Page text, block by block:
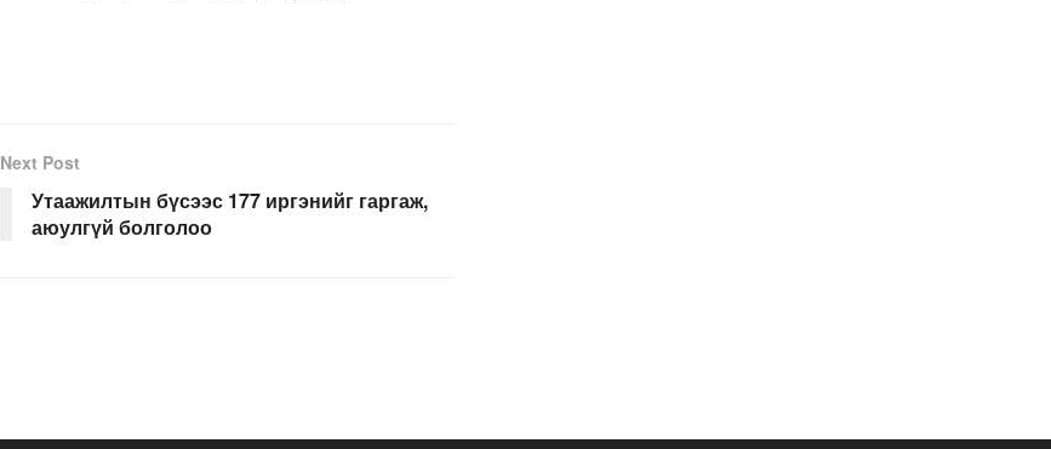
Next Post
Утаажилтын бүсээс 177 иргэнийг гаргаж,
аюулгүй болголоо